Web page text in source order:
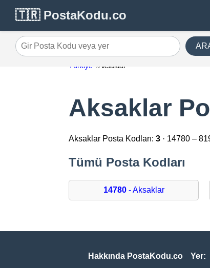
🇹🇷 PostaKodu.co
Gir Posta Kodu veya yer
Türkiye Aksaklar
Aksaklar
Aksaklar Posta Kodları:3 · 14780 –
Tümü Posta Kodları
14780- Aksaklar
Hakkında PostaKodu.co
Yer: